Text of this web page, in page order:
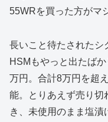
55WRを買った方がマ
長いこと待たされたシ
HSMもやっと出たば
万円。合計8万円を超
能。とりあえず売り切
き、未使用のまま塩